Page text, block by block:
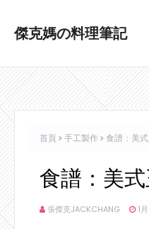
傑克媽の料理筆記
首頁 手工製作 食譜：美
食譜：美
張傑克JACKCHANG 1